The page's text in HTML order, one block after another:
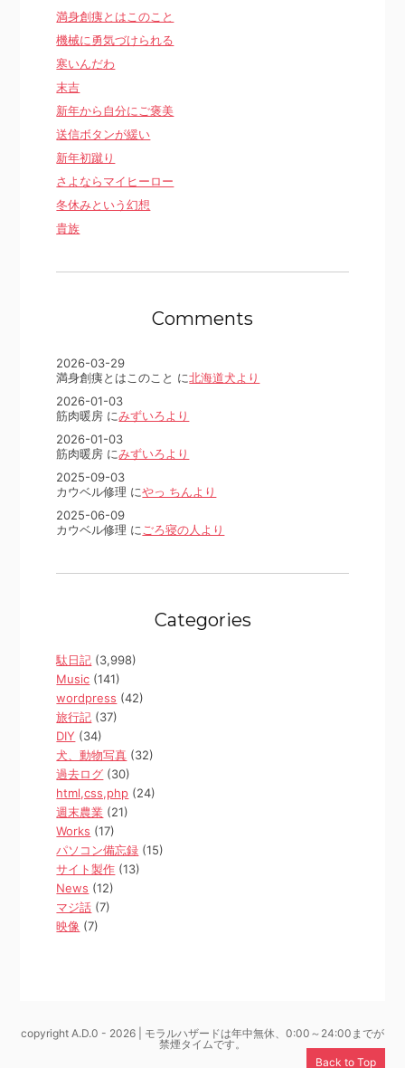
満身創痍とはこのこと
機械に勇気づけられる
寒いんだわ
末吉
新年から自分にご褒美
送信ボタンが緩い
新年初蹴り
さよならマイヒーロー
冬休みという幻想
貴族
Comments
2026-03-29
満身創痍とはこのこと に北海道犬より
2026-01-03
筋肉暖房 にみずいろより
2026-01-03
筋肉暖房 にみずいろより
2025-09-03
カウベル修理 にやっ ちんより
2025-06-09
カウベル修理 に ごろ寝の人より
Categories
駄日記 (3,998)
Music (141)
wordpress (42)
旅行記 (37)
DIY (34)
犬、動物写真 (32)
過去ログ (30)
html,css,php (24)
週末農業 (21)
Works (17)
パソコン備忘録 (15)
サイト製作 (13)
News (12)
マジ話 (7)
映像 (7)
Back to Top
copyright A.D.0 - 2026 | モラルハザードは年中無休、0:00～24:00までが
禁煙タイムです。